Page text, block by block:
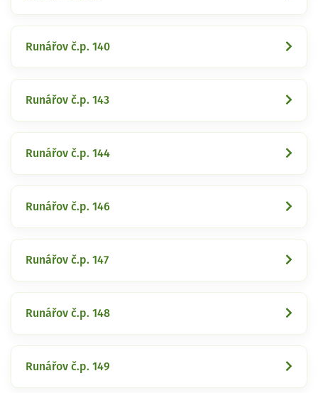
Runářov č.p. 140
Runářov č.p. 143
Runářov č.p. 144
Runářov č.p. 146
Runářov č.p. 147
Runářov č.p. 148
Runářov č.p. 149